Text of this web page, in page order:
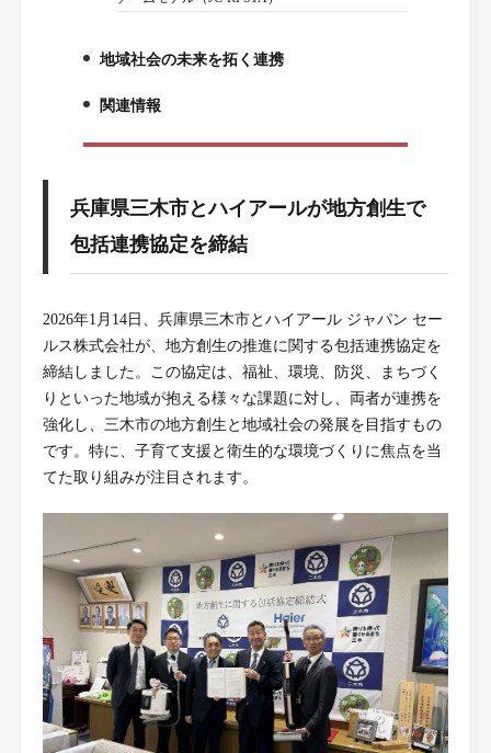
3.
地域社会の未来を拓く連携
4.
関連情報
兵庫県三木市とハイアールが地方創生で
包括連携協定を締結
2026年1月14日、兵庫県三木市とハイアール ジャパン セー
ルス株式会社が、地方創生の推進に関する包括連携協定を
締結しました。この協定は、福祉、環境、防災、まちづく
りといった地域が抱える様々な課題に対し、両者が連携を
強化し、三木市の地方創生と地域社会の発展を目指すもの
です。特に、子育て支援と衛生的な環境づくりに焦点を当
てた取り組みが注目されます。